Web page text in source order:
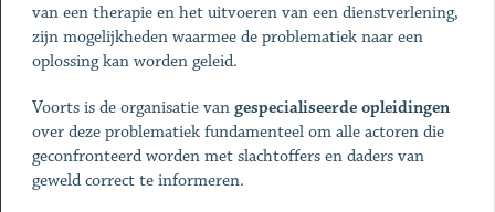
van een therapie en het uitvoeren van een dienstverlening,
zijn mogelijkheden waarmee de problematiek naar een
oplossing kan worden geleid.
Voorts is de organisatie van gespecialiseerde opleidingen
over deze problematiek fundamenteel om alle actoren die
geconfronteerd worden met slachtoffers en daders van
geweld correct te informeren.